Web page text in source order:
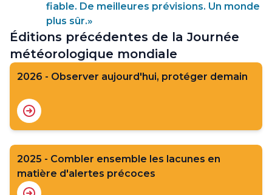
fiable. De meilleures prévisions. Un monde
plus sûr.»
Éditions précédentes de la Journée
météorologique mondiale
2026 - Observer aujourd'hui, protéger demain
2025 - Combler ensemble les lacunes en
matière d'alertes précoces